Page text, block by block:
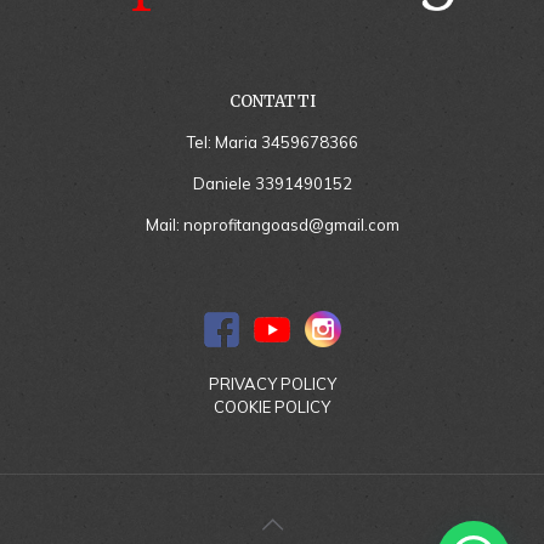
CONTATTI
Tel: Maria 3459678366
Daniele 3391490152
Mail: noprofitangoasd@gmail.com
PRIVACY POLICY
COOKIE POLICY